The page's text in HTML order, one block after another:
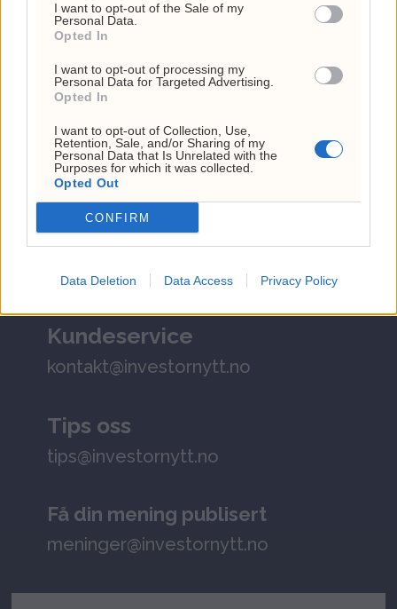
I want to opt-out of the Sale of my
Personal Data.
Opted In
I want to opt-out of processing my
Personal Data for Targeted Advertising.
Opted In
I want to opt-out of Collection, Use,
Retention, Sale, and/or Sharing of my
Personal Data that Is Unrelated with the
Purposes for which it was collected.
Opted Out
CONFIRM
Data Deletion Data Access Privacy Policy
Investornytt
Org. nr: 927 214 296
Sjefsredaktør: Markus N. Reitan
Kundeservice
kontakt@investornytt.no
Tips oss
tips@investornytt.no
Få din mening publisert
meninger@investornytt.no